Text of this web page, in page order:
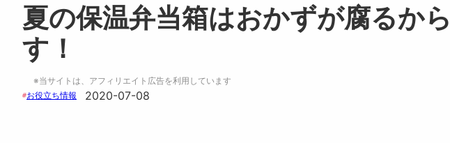
夏の保温弁当箱はおかずが腐るか
す！
※当サイトは、アフィリエイト広告を利用しています
#お役立ち情報 2020-07-08